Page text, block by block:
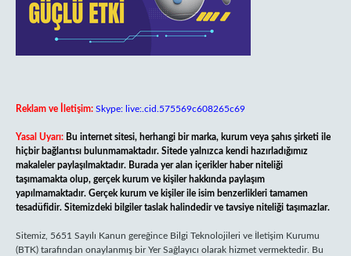
Reklam ve İletişim: Skype: live:.cid.575569c608265c69
Yasal Uyarı: Bu internet sitesi, herhangi bir marka, kurum veya şahıs şirketi ile
hiçbir bağlantısı bulunmamaktadır. Sitede yalnızca kendi hazırladığımız
makaleler paylaşılmaktadır. Burada yer alan içerikler haber niteliği
taşımamakta olup, gerçek kurum ve kişiler hakkında paylaşım
yapılmamaktadır. Gerçek kurum ve kişiler ile isim benzerlikleri tamamen
tesadüfidir. Sitemizdeki bilgiler taslak halindedir ve tavsiye niteliği taşımazlar.
Sitemiz, 5651 Sayılı Kanun gereğince Bilgi Teknolojileri ve İletişim Kurumu
(BTK) tarafından onaylanmış bir Yer Sağlayıcı olarak hizmet vermektedir. Bu